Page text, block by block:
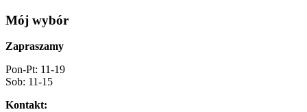
Mój wybór
Zapraszamy
Pon-Pt: 11-19
Sob: 11-15
Kontakt: